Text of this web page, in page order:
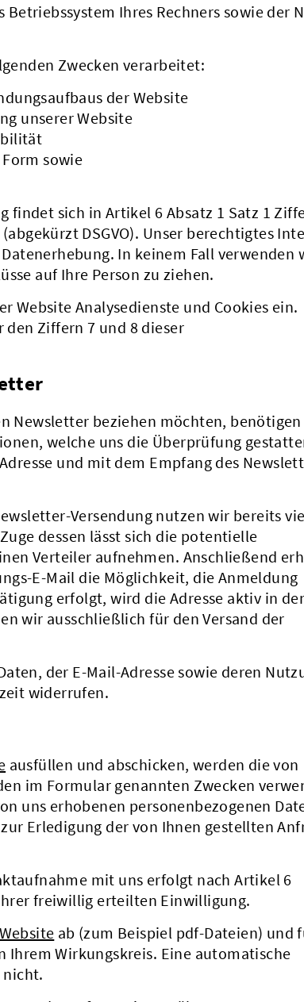
Ihres Rechners sowie der
Zwecken verarbeitet:
der Website
unserer Website
sowie
findet sich in Artikel 6 Absatz 1 Satz 1
DSGVO). Unser berechtigtes
In keinem Fall verwenden
auf Ihre Person zu ziehen.
Website Analysedienste und Cookies ein.
Ziffern 7 und 8 dieser
Newsletter beziehen möchten,
welche uns die Überprüfung
und mit dem Empfang des
Versendung nutzen wir bereits
dessen lässt sich die potentielle
Verteiler aufnehmen. Anschließend
E-Mail die Möglichkeit, die Anmeldung
erfolgt, wird die Adresse aktiv in
wir ausschließlich für den Versand der
der E-Mail-Adresse sowie deren
widerrufen.
ausfüllen und abschicken, werden die von
im Formular genannten Zwecken
uns erhobenen personenbezogenen
Erledigung der von Ihnen gestellten
mit uns erfolgt nach Artikel 6
Ihrer freiwillig erteilten Einwilligung.
Website ab (zum Beispiel pdf-Dateien) und
Ihrem Wirkungskreis. Eine automatische